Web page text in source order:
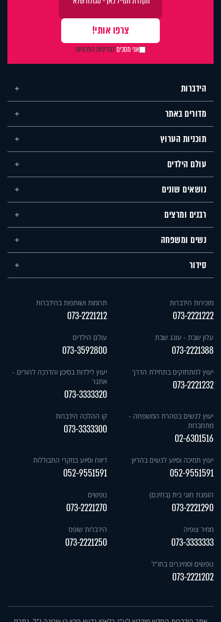
אני מסכיםלמדיניות הפרטיות
הידברות
מדורים באתר
תוכניות הערוץ
עולם הילדים
נושאים שונים
רבנים ומרצים
נשים ומשפחה
סידור
מזכירות הידברות
073-2221222
תרומות ושותפות בהידברות
073-2221212
עלון שבת - עונג שבת
073-2221388
עולם הילדים
073-3592800
יעוץ למתחזקים בתחילת הדרך
073-2221232
יעוץ לילדות בסיכון והדרכה להורים -
אתגר
073-3333320
יעוץ לנשים בטהרת המשפחה -
מתחברות
02-6301516
קו ההלכה הידברות
073-3333300
יעוץ תמיכה וסיוע לנשים בהריון
052-9551591
דיווח וסיוע במקרי התבוללות
052-9551591
הזמנת חוגי בית (בחינם)
073-2221290
נופשים
073-2221270
ממיר צופיה
073-3333333
הידברות שופס
073-2221250
נופשים וסמינרים בחו"ל
073-2221202